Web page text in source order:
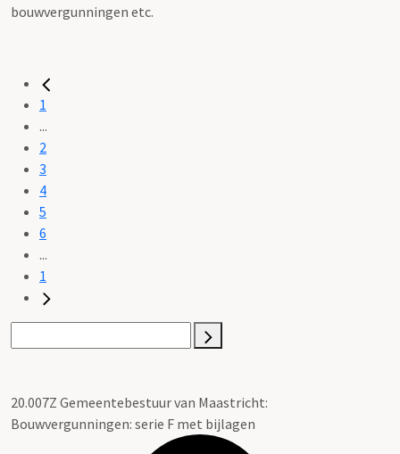
bouwvergunningen etc.
1
...
2
3
4
5
6
...
1
20.007Z Gemeentebestuur van Maastricht:
Bouwvergunningen: serie F met bijlagen